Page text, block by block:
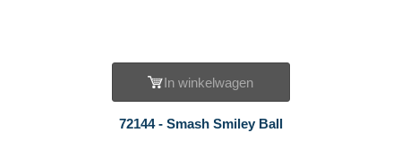
In winkelwagen
72144 - Smash Smiley Ball